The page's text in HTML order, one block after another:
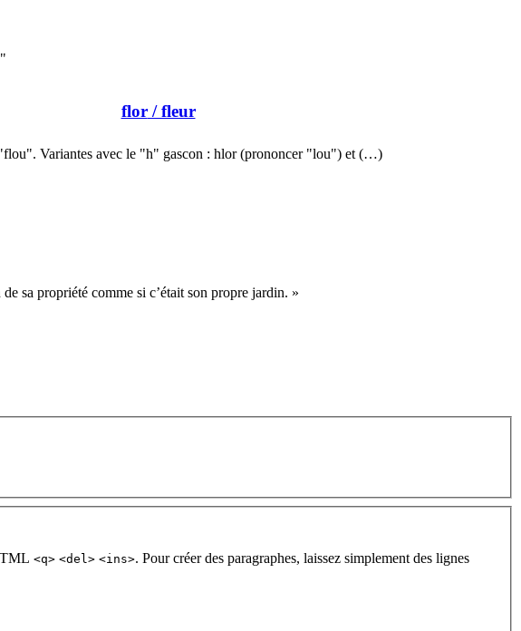
flor/ fleur
Variantes avec le "h" gascon : hlor (prononcer "lou") et (…)
sa propriété comme si c’était son propre jardin. »
<q> <del> <ins>. Pour créer des paragraphes, laissez simplement des lignes